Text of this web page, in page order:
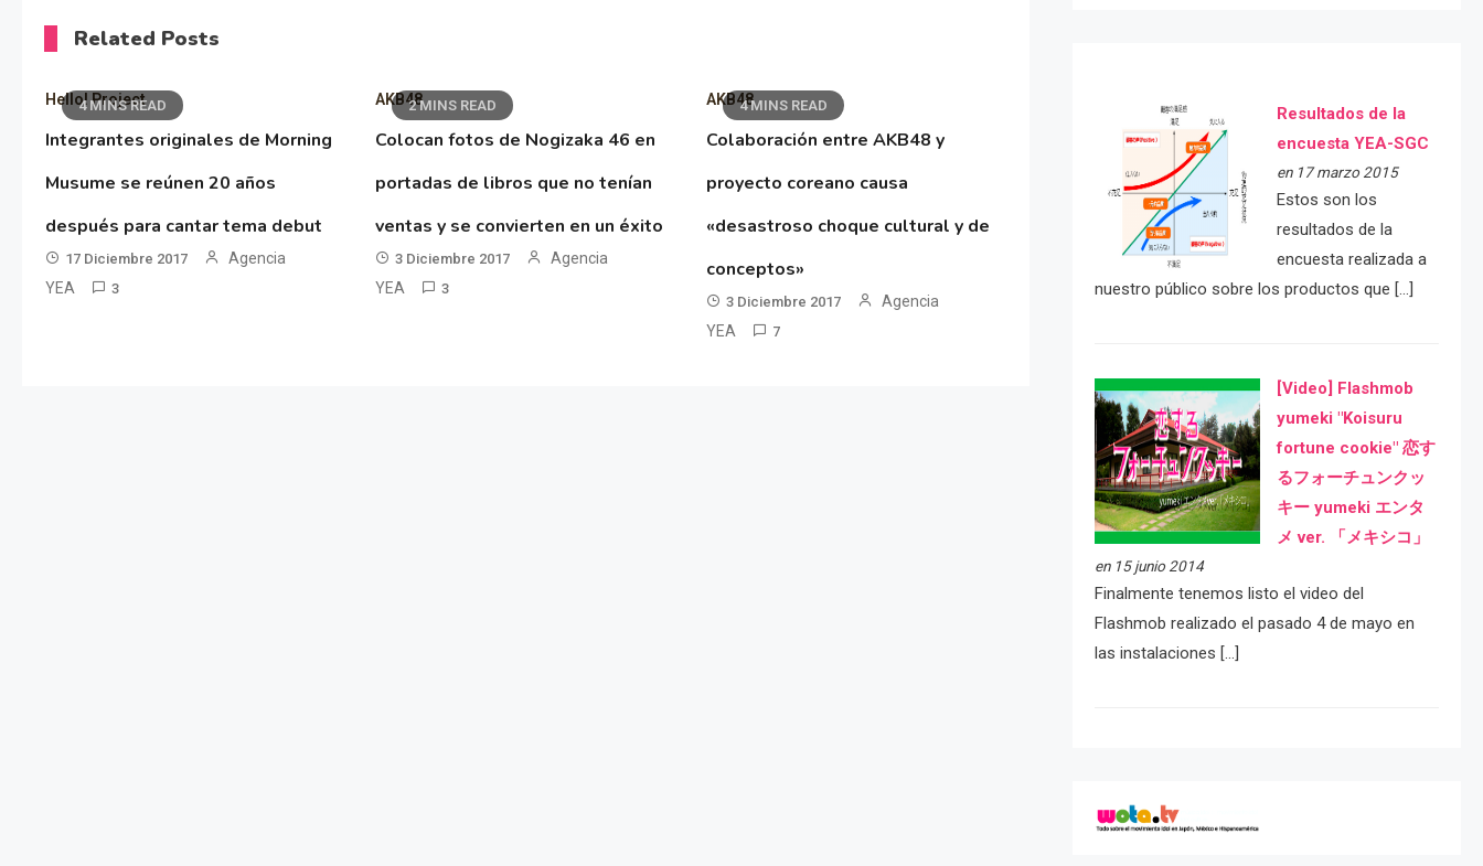
Related Posts
4 MINS READ
Hello! Project
Integrantes originales de Morning
Musume se reúnen 20 años
después para cantar tema debut
17 Diciembre 2017
Agencia
YEA
3
2 MINS READ
AKB48
Colocan fotos de Nogizaka 46 en
portadas de libros que no tenían
ventas y se convierten en un éxito
3 Diciembre 2017
Agencia
YEA
3
4 MINS READ
AKB48
Colaboración entre AKB48 y
proyecto coreano causa
«desastroso choque cultural y de
conceptos»
3 Diciembre 2017
Agencia
YEA
7
Resultados de la
encuesta YEA-SGC
en 17 marzo 2015
Estos son los
resultados de la
encuesta realizada a
nuestro público sobre los productos que […]
[Video] Flashmob
yumeki "Koisuru
fortune cookie" 恋す
るフォーチュンクッ
キー yumeki エンタ
メ ver. 「メキシコ」
en 15 junio 2014
Finalmente tenemos listo el video del
Flashmob realizado el pasado 4 de mayo en
las instalaciones […]